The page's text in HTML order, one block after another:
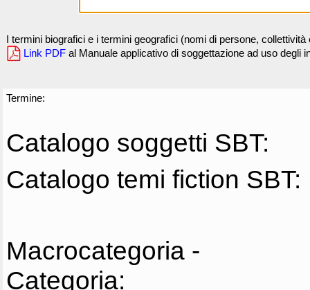
I termini biografici e i termini geografici (nomi di persone,
Link PDF al Manuale applicativo di soggettazione ad uso degli
Termine:
Catalogo soggetti SBT:
Catalogo temi fiction SBT:
Macrocategoria -
Categoria: